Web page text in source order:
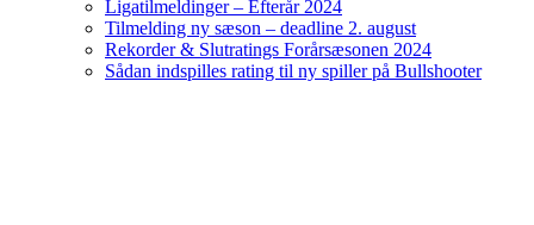
Ligatilmeldinger – Efterår 2024
Tilmelding ny sæson – deadline 2. august
Rekorder & Slutratings Forårsæsonen 2024
Sådan indspilles rating til ny spiller på Bullshooter